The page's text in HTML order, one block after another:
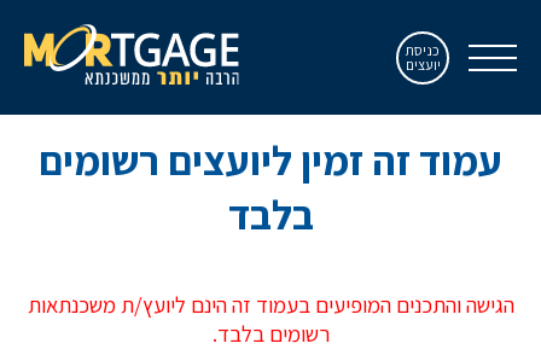
כניסת
יועצים
עמוד זה זמין ליועצים רשומים
בלבד
הגישה והתכנים המופיעים בעמוד זה הינם ליועץ/ת משכנתאות
רשומים בלבד.